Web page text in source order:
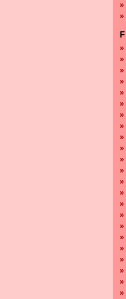
»
»
»
»
»
»
»
»
»
»
»
»
»
»
»
»
»
»
»
»
»
»
»
»
»